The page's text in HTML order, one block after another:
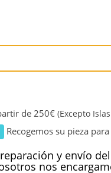
de 250€ (Excepto
Recogemos su pieza
y envío
nos